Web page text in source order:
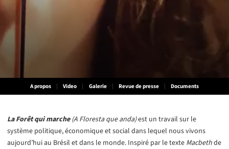
A propos Video Galerie Revue de presse Documents
La Forêt qui marche(A Floresta que anda)est un travail sur le
système politique, économique et social dans lequel nous vivons
aujourd’hui au Brésil et dans le monde. Inspiré par le texte Macbethde